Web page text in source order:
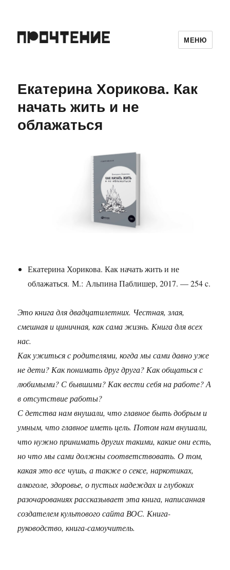
МЕНЮ
Екатерина Хорикова. Как
начать жить и не
облажаться
Екатерина Хорикова. Как начать жить и не
облажаться. М.: Альпина Паблишер, 2017. — 254 c.
Это книга для двадцатилетних. Честная, злая,
смешная и циничная, как сама жизнь. Книга для всех
нас.
Как ужиться с родителями, когда мы сами давно уже
не дети? Как понимать друг друга? Как общаться с
любимыми? С бывшими? Как вести себя на работе? А
в отсутствие работы?
С детства нам внушали, что главное быть добрым и
умным, что главное иметь цель. Потом нам внушали,
что нужно принимать других такими, какие они есть,
но что мы сами должны соответствовать. О том,
какая это все чушь, а также о сексе, наркотиках,
алкоголе, здоровье, о пустых надеждах и глубоких
разочарованиях рассказывает эта книга, написанная
создателем культового сайта ВОС. Книга-
руководство, книга-самоучитель.